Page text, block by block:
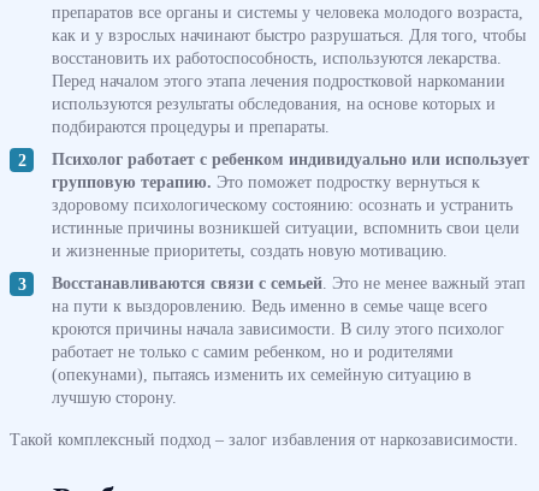
препаратов все органы и системы у человека молодого возраста,
как и у взрослых начинают быстро разрушаться. Для того, чтобы
восстановить их работоспособность, используются лекарства.
Перед началом этого этапа лечения подростковой наркомании
используются результаты обследования, на основе которых и
подбираются процедуры и препараты.
Психолог работает с ребенком индивидуально или использует
групповую терапию. Это поможет подростку вернуться к
здоровому психологическому состоянию: осознать и устранить
истинные причины возникшей ситуации, вспомнить свои цели
и жизненные приоритеты, создать новую мотивацию.
Восстанавливаются связи с семьей . Это не менее важный этап
на пути к выздоровлению. Ведь именно в семье чаще всего
кроются причины начала зависимости. В силу этого психолог
работает не только с самим ребенком, но и родителями
(опекунами), пытаясь изменить их семейную ситуацию в
лучшую сторону.
Такой комплексный подход – залог избавления от наркозависимости.